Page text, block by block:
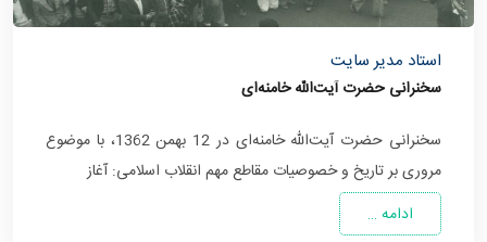
استاد مدیر سایت
سخنرانی حضرت آیت‌الله خامنه‌ای
سخنرانی حضرت آیت‌الله خامنه‌ای در 12 بهمن 1362، با موضوع
مروری بر تاریخ و خصوصیات مقاطع مهم انقلاب اسلامی: آغاز
ادامه …